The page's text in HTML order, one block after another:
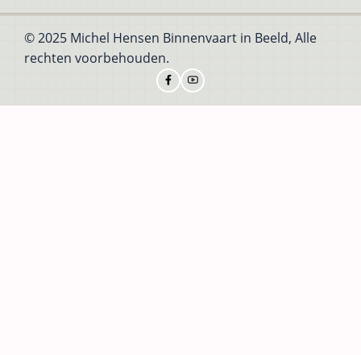
© 2025 Michel Hensen Binnenvaart in Beeld, Alle
rechten voorbehouden.